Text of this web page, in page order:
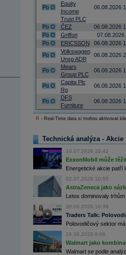
Po O
Equity
Income
Trust PLC
06.08.2026
Po O ČEZ 06.08.2026
Po O Griffon 07.08.2026
Po O ERICSSON 06.08.2026
Po O
Volkswagen
Unsp ADR
06.08.2026
Po O
Mears
Group PLC
06.08.2026
Po O
Capita Plc
Rg
06.08.2026
Po O
DFS
Furniture
06.08.2026
R - Real-Time data si mohou aktivovat
Technická analýza - Akcie
10.07.2026 10:41
ExxonMobil může
Energetické akcie patří
02.07.2026 10:55
AstraZeneca jako
Letos dominovaly
30.06.2026 16:39
Traders Talk:
Polovodičový sektor má
26.06.2026 6:06
Walmart jako
Walmart se podle